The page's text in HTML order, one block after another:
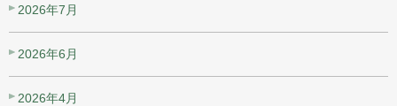
2026年7月
2026年6月
2026年4月